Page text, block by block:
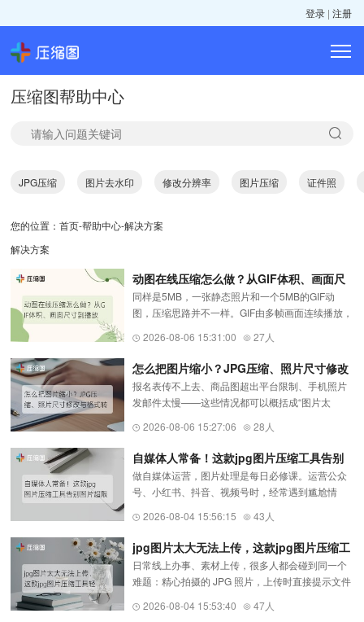
登录 | 注册
压缩图帮助中心
JPG压缩 图片去水印 修改分辨率 图片压缩 证件照
您的位置：首页-帮助中心-解决方案
解决方案
动图在线压缩怎么做？从GIF体积、画面尺
寸到播放效果逐项调整
同样是5MB，一张静态照片和一个5MB的GIF动
图，压缩思路并不一样。GIF由多帧画面连续播放，
动作时长有关。想把动图压缩
（https://www.yasuotu.com/gif）到平台限制内，...
2026-08-06 15:31:00 27人
怎么把图片缩小？JPG压缩、照片尺寸修改
与格式转换方法
报名表传不上去、商品图超出平台限制、手机照片
发邮件太慢——这些情况都可以概括成“图片太
（https://www.yasuotu.com/）减少文件占用，有人
需要把宽高像素改小。先分清...
2026-08-06 15:27:06 28人
自媒体人常备！这款jpg图片压缩工具告别
图片超限
做自媒体运营，图片处理是每日必修课。运营公众
号、小红书、抖音、视频号时，经常遇到尴尬情
上传;大图导致图文加载缓慢，读者划走流失;平台自
动压缩图片，造成封面模糊...
2026-08-04 15:56:15 43人
jpg图片太大无法上传，这款jpg图片压缩工
具轻松解决
日常线上办事、素材上传，很多人都会碰到同一个
难题：精心拍摄的 JPG 照片，上传时直接提示文件
图普遍达到 3MB~10MB，公考报名、政务系统、网
2026-08-04 15:53:40 47人